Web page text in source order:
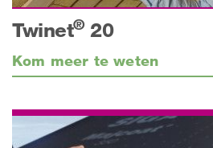
Twinet®20
Kom meer te weten